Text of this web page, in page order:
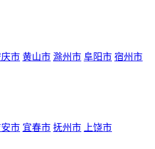
市 黄山市 滁州市 阜阳市 宿州市
市 宜春市 抚州市 上饶市